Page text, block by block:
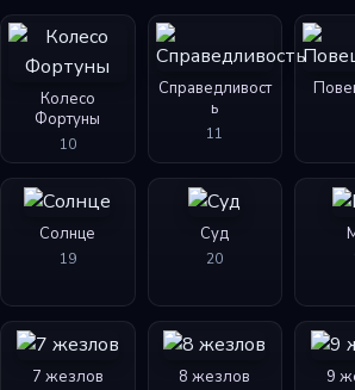
Колесо
Фортуны
10
Справедливост
ь
11
Солнце
19
Суд
20
7 жезлов 8 жезлов 9